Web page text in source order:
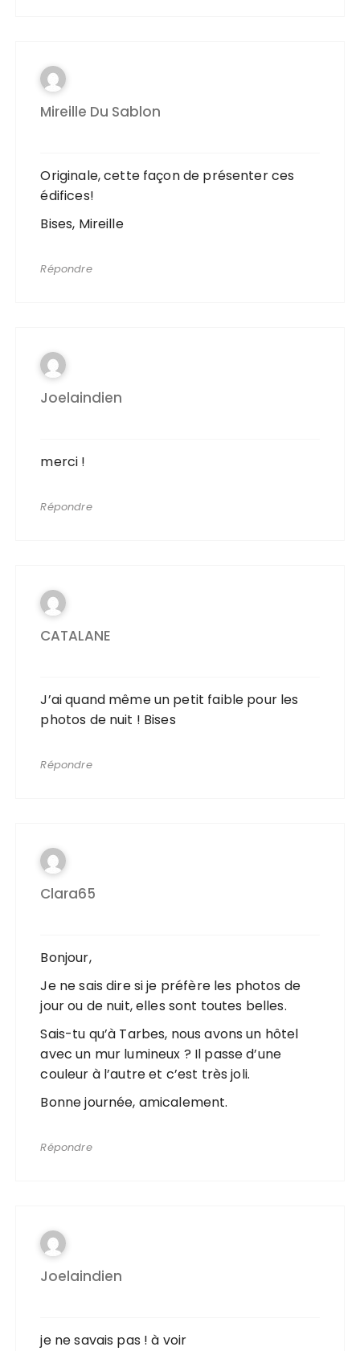
Mireille Du Sablon
Originale, cette façon de présenter ces
édifices!
Bises, Mireille
Répondre
Joelaindien
merci !
Répondre
CATALANE
J’ai quand même un petit faible pour les
photos de nuit ! Bises
Répondre
Clara65
Bonjour,
Je ne sais dire si je préfère les photos de
jour ou de nuit, elles sont toutes belles.
Sais-tu qu’à Tarbes, nous avons un hôtel
avec un mur lumineux ? Il passe d’une
couleur à l’autre et c’est très joli.
Bonne journée, amicalement.
Répondre
Joelaindien
je ne savais pas ! à voir